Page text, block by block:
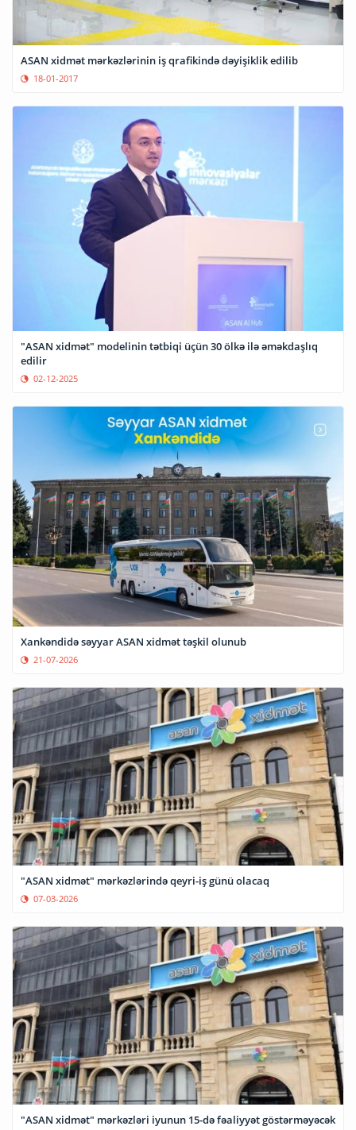
ASAN xidmət mərkəzlərinin iş qrafikində dəyişiklik edilib
18-01-2017
"ASAN xidmət" modelinin tətbiqi üçün 30 ölkə ilə əməkdaşlıq
edilir
02-12-2025
Xankəndidə səyyar ASAN xidmət təşkil olunub
21-07-2026
"ASAN xidmət" mərkəzlərində qeyri-iş günü olacaq
07-03-2026
"ASAN xidmət" mərkəzləri iyunun 15-də fəaliyyət göstərməyəcək